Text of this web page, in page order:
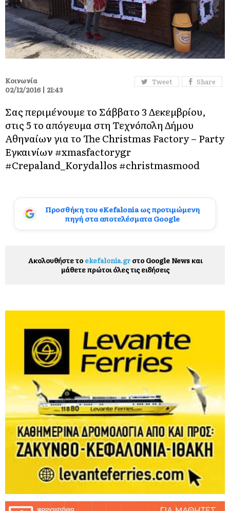
Tweet Share
Κοινωνία
02/12/2016 | 21:43
Σας περιμένουμε το Σάββατο 3 Δεκεμβρίου,
στις 5 το απόγευμα στη Τεχνόπολη Δήμου
Αθηναίων για το The Christmas Factory – Party
Εγκαινίων #xmasfactorygr
#Crepaland_Korydallos #christmasmood
Προσθήκη του eKefalonia ως προτιμώμενη
πηγή στα αποτελέσματα Google
Ακολουθήστε το ekefalonia.grστο Google News και
μάθετε πρώτοι όλες τις ειδήσεις